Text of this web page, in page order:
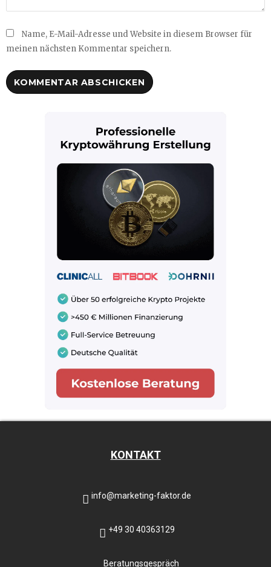
Name, E-Mail-Adresse und Website in diesem Browser für
meinen nächsten Kommentar speichern.
KONTAKT
info@marketing-faktor.de
+49 30 40363129
Beratungsgespräch